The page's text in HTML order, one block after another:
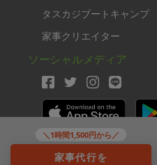
＼1時間1,500円から／
家事代行を
タスカジブートキャンプ
家事クリエイター
ソーシャルメディア